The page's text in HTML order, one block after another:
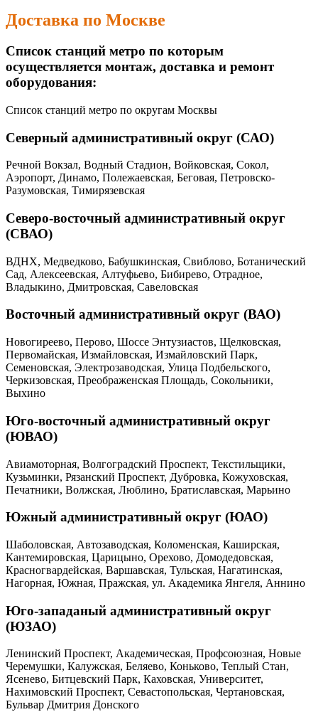
Доставка по Москве
Список станций метро по которым
осуществляется монтаж, доставка и ремонт
оборудования:
Список станций метро по округам Москвы
Северный административный округ (САО)
Речной Вокзал, Водный Стадион, Войковская, Сокол,
Аэропорт, Динамо, Полежаевская, Беговая, Петровско-
Разумовская, Тимирязевская
Северо-восточный административный округ
(СВАО)
ВДНХ, Медведково, Бабушкинская, Свиблово, Ботанический
Сад, Алексеевская, Алтуфьево, Бибирево, Отрадное,
Владыкино, Дмитровская, Савеловская
Восточный административный округ (ВАО)
Новогиреево, Перово, Шоссе Энтузиастов, Щелковская,
Первомайская, Измайловская, Измайловский Парк,
Семеновская, Электрозаводская, Улица Подбельского,
Черкизовская, Преображенская Площадь, Сокольники,
Выхино
Юго-восточный административный округ
(ЮВАО)
Авиамоторная, Волгоградский Проспект, Текстильщики,
Кузьминки, Рязанский Проспект, Дубровка, Кожуховская,
Печатники, Волжская, Люблино, Братиславская, Марьино
Южный административный округ (ЮАО)
Шаболовская, Автозаводская, Коломенская, Каширская,
Кантемировская, Царицыно, Орехово, Домодедовская,
Красногвардейская, Варшавская, Тульская, Нагатинская,
Нагорная, Южная, Пражская, ул. Академика Янгеля, Аннино
Юго-западаный административный округ
(ЮЗАО)
Ленинский Проспект, Академическая, Профсоюзная, Новые
Черемушки, Калужская, Беляево, Коньково, Теплый Стан,
Ясенево, Битцевский Парк, Каховская, Университет,
Нахимовский Проспект, Севастопольская, Чертановская,
Бульвар Дмитрия Донского